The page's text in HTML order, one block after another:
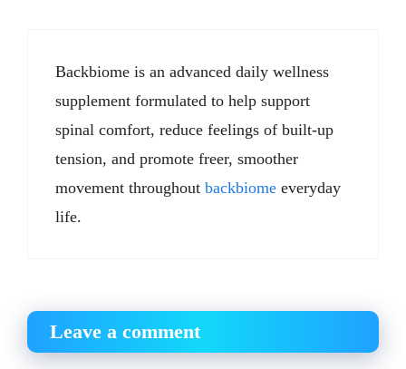
Backbiome is an advanced daily wellness
supplement formulated to help support
spinal comfort, reduce feelings of built-up
tension, and promote freer, smoother
movement throughout backbiome everyday
life.
Leave a comment